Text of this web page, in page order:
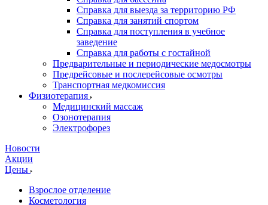
Справка для выезда за территорию РФ
Справка для занятий спортом
Справка для поступления в учебное
заведение
Справка для работы с гостайной
Предварительные и периодические медосмотры
Предрейсовые и послерейсовые осмотры
Транспортная медкомиссия
Физиотерапия
Медицинский массаж
Озонотерапия
Электрофорез
Новости
Акции
Цены
Взрослое отделение
Косметология